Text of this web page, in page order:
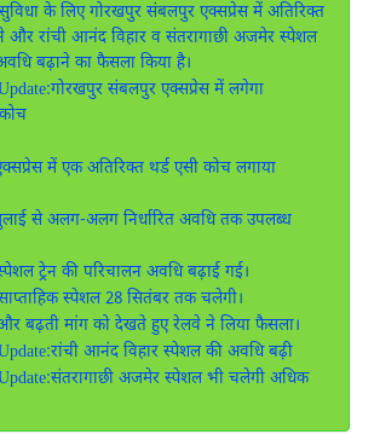
सुविधा के लिए गोरखपुर संबलपुर एक्सप्रेस में अतिरिक्त
और रांची आनंद विहार व संतरागाछी अजमेर स्पेशल
बढ़ाने का फैसला किया है।
संबलपुर एक्सप्रेस में लगेगा
में एक अतिरिक्त थर्ड एसी कोच लगाया
से अलग-अलग निर्धारित अवधि तक उपलब्ध
ट्रेन की परिचालन अवधि बढ़ाई गई।
स्पेशल 28 सितंबर तक चलेगी।
और बढ़ती मांग को देखते हुए रेलवे ने लिया फैसला।
आनंद विहार स्पेशल की अवधि बढ़ी
अजमेर स्पेशल भी चलेगी अधिक